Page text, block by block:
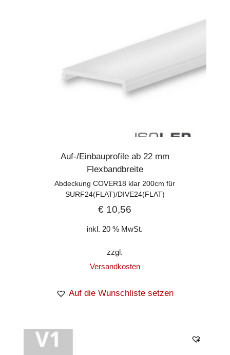
Auf-/Einbauprofile ab 22 mm
Flexbandbreite
Abdeckung COVER18 klar 200cm für
SURF24(FLAT)/DIVE24(FLAT)
€ 10,56
inkl. 20 % MwSt.
zzgl.
Versandkosten
Auf die Wunschliste setzen